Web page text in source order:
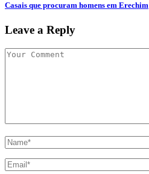
Casais que procuram homens em Erechim
Leave a Reply